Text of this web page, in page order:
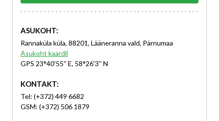
ASUKOHT:
Rannaküla küla, 88201, Lääneranna vald, Pärnumaa
Asukoht kaardil
GPS 23°40'55'' E, 58°26'3'' N
KONTAKT:
Tel: (+372) 449 6682
GSM: (+372) 506 1879